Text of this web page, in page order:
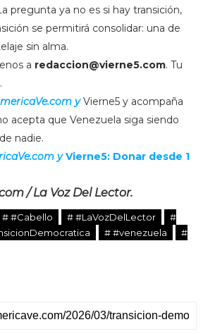
pregunta ya no es si hay transición,
se permitirá consolidar: una de
sin alma.
a redaccion@vierne5.com. Tu
yVierne5 y acompaña
acepta que Venezuela siga siendo
nadie.
yVierne5: Donar desde 1
/ La Voz Del Lector.
# #Cabello # #LaVozDelLector
#
# #venezuela
#